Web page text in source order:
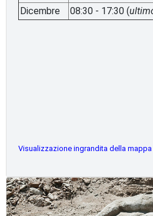
Dicembre
08:30 - 17:30 (
Visualizzazione ingrandita della mappa